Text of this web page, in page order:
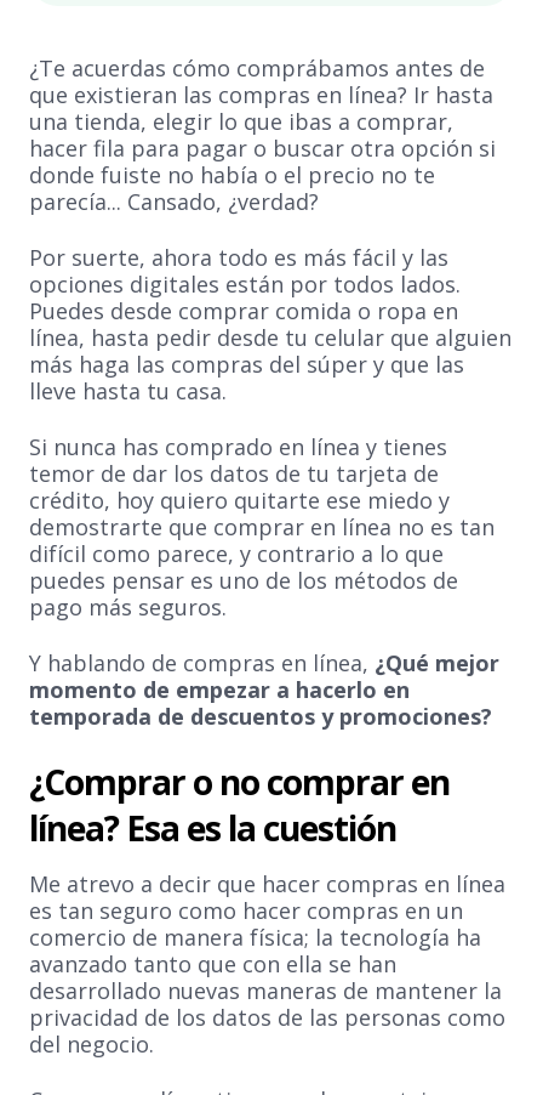
¿Te acuerdas cómo comprábamos antes de
que existieran las compras en línea? Ir hasta
una tienda, elegir lo que ibas a comprar,
hacer fila para pagar o buscar otra opción si
donde fuiste no había o el precio no te
parecía... Cansado, ¿verdad?
Por suerte, ahora todo es más fácil y las
opciones digitales están por todos lados.
Puedes desde comprar comida o ropa en
línea, hasta pedir desde tu celular que alguien
más haga las compras del súper y que las
lleve hasta tu casa.
Si nunca has comprado en línea y tienes
temor de dar los datos de tu tarjeta de
crédito, hoy quiero quitarte ese miedo y
demostrarte que comprar en línea no es tan
difícil como parece, y contrario a lo que
puedes pensar es uno de los métodos de
pago más seguros.
Y hablando de compras en línea, ¿Qué mejor
momento de empezar a hacerlo en
temporada de descuentos y promociones?
¿Comprar o no comprar en
línea? Esa es la cuestión
Me atrevo a decir que hacer compras en línea
es tan seguro como hacer compras en un
comercio de manera física; la tecnología ha
avanzado tanto que con ella se han
desarrollado nuevas maneras de mantener la
privacidad de los datos de las personas como
del negocio.